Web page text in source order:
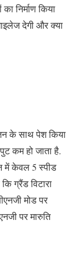
निर्माण किया
देगी और क्या
के साथ पेश किया
कम हो जाता है.
में केवल 5 स्पीड
ग्रैंड विटारा
मोड पर
पर मारुति